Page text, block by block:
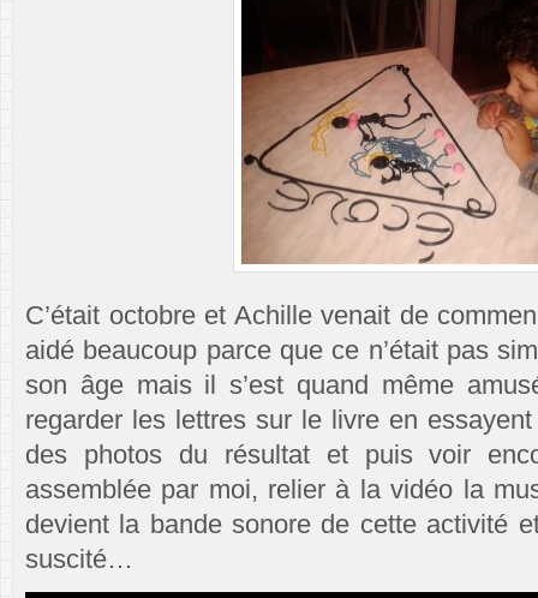
C’était octobre et Achille venait de
aidé beaucoup parce que ce n’était pas
son âge mais il s’est quand même
regarder les lettres sur le livre en
des photos du résultat et puis voir
assemblée par moi, relier à la vidéo la
devient la bande sonore de cette activité
suscité…